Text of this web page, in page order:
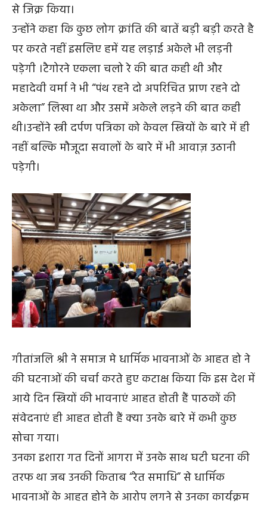
से जिक्र किया।
उन्होंने कहा कि कुछ लोग क्रांति की बातें बड़ी बड़ी करते है
पर करते नहीं इसलिए हमें यह लड़ाई अकेले भी लड़नी
पड़ेगी ।टैगोरने एकला चलो रे की बात कही थी और
महादेवी वर्मा ने भी “पंथ रहने दो अपरिचित प्राण रहने दो
अकेला” लिखा था और उसमें अकेले लड़ने की बात कही
थी।उन्होंने स्त्री दर्पण पत्रिका को केवल स्त्रियों के बारे में ही
नहीं बल्कि मौजूदा सवालों के बारे में भी आवाज़ उठानी
पड़ेगी।
गीतांजलि श्री ने समाज मे धार्मिक भावनाओं के आहत हो ने
की घटनाओं की चर्चा करते हुए कटाक्ष किया कि इस देश में
आये दिन स्त्रियों की भावनाएं आहत होती हैं पाठकों की
संवेदनाएं ही आहत होती हैं क्या उनके बारे में कभी कुछ
सोचा गया।
उनका इशारा गत दिनों आगरा में उनके साथ घटी घटना की
तरफ था जब उनकी किताब “रेत समाधि” से धार्मिक
भावनाओं के आहत होने के आरोप लगने से उनका कार्यक्रम